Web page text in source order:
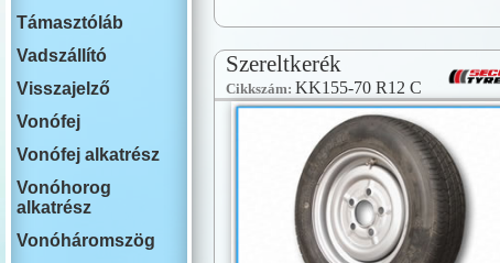
Szereltkerék
Cikkszám: KK155-70 R12 C
Támasztóláb
Vadszállító
Visszajelző
Vonófej
Vonófej alkatrész
Vonóhorog
alkatrész
Vonóháromszög